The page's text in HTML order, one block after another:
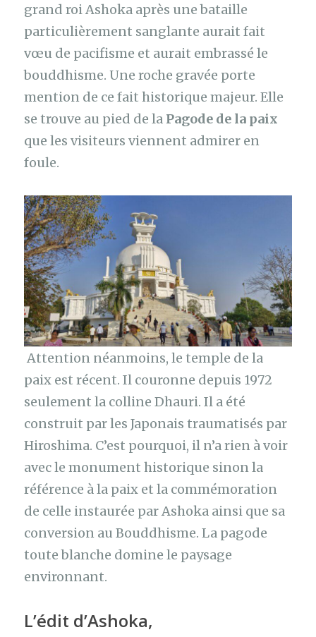
grand roi Ashoka après une bataille
particulièrement sanglante aurait fait
vœu de pacifisme et aurait embrassé le
bouddhisme. Une roche gravée porte
mention de ce fait historique majeur. Elle
se trouve au pied de la Pagode de la paix
que les visiteurs viennent admirer en
foule.
Attention néanmoins, le temple de la
paix est récent. Il couronne depuis 1972
seulement la colline Dhauri. Il a été
construit par les Japonais traumatisés par
Hiroshima. C’est pourquoi, il n’a rien à voir
avec le monument historique sinon la
référence à la paix et la commémoration
de celle instaurée par Ashoka ainsi que sa
conversion au Bouddhisme. La pagode
toute blanche domine le paysage
environnant.
L’édit d’Ashoka,